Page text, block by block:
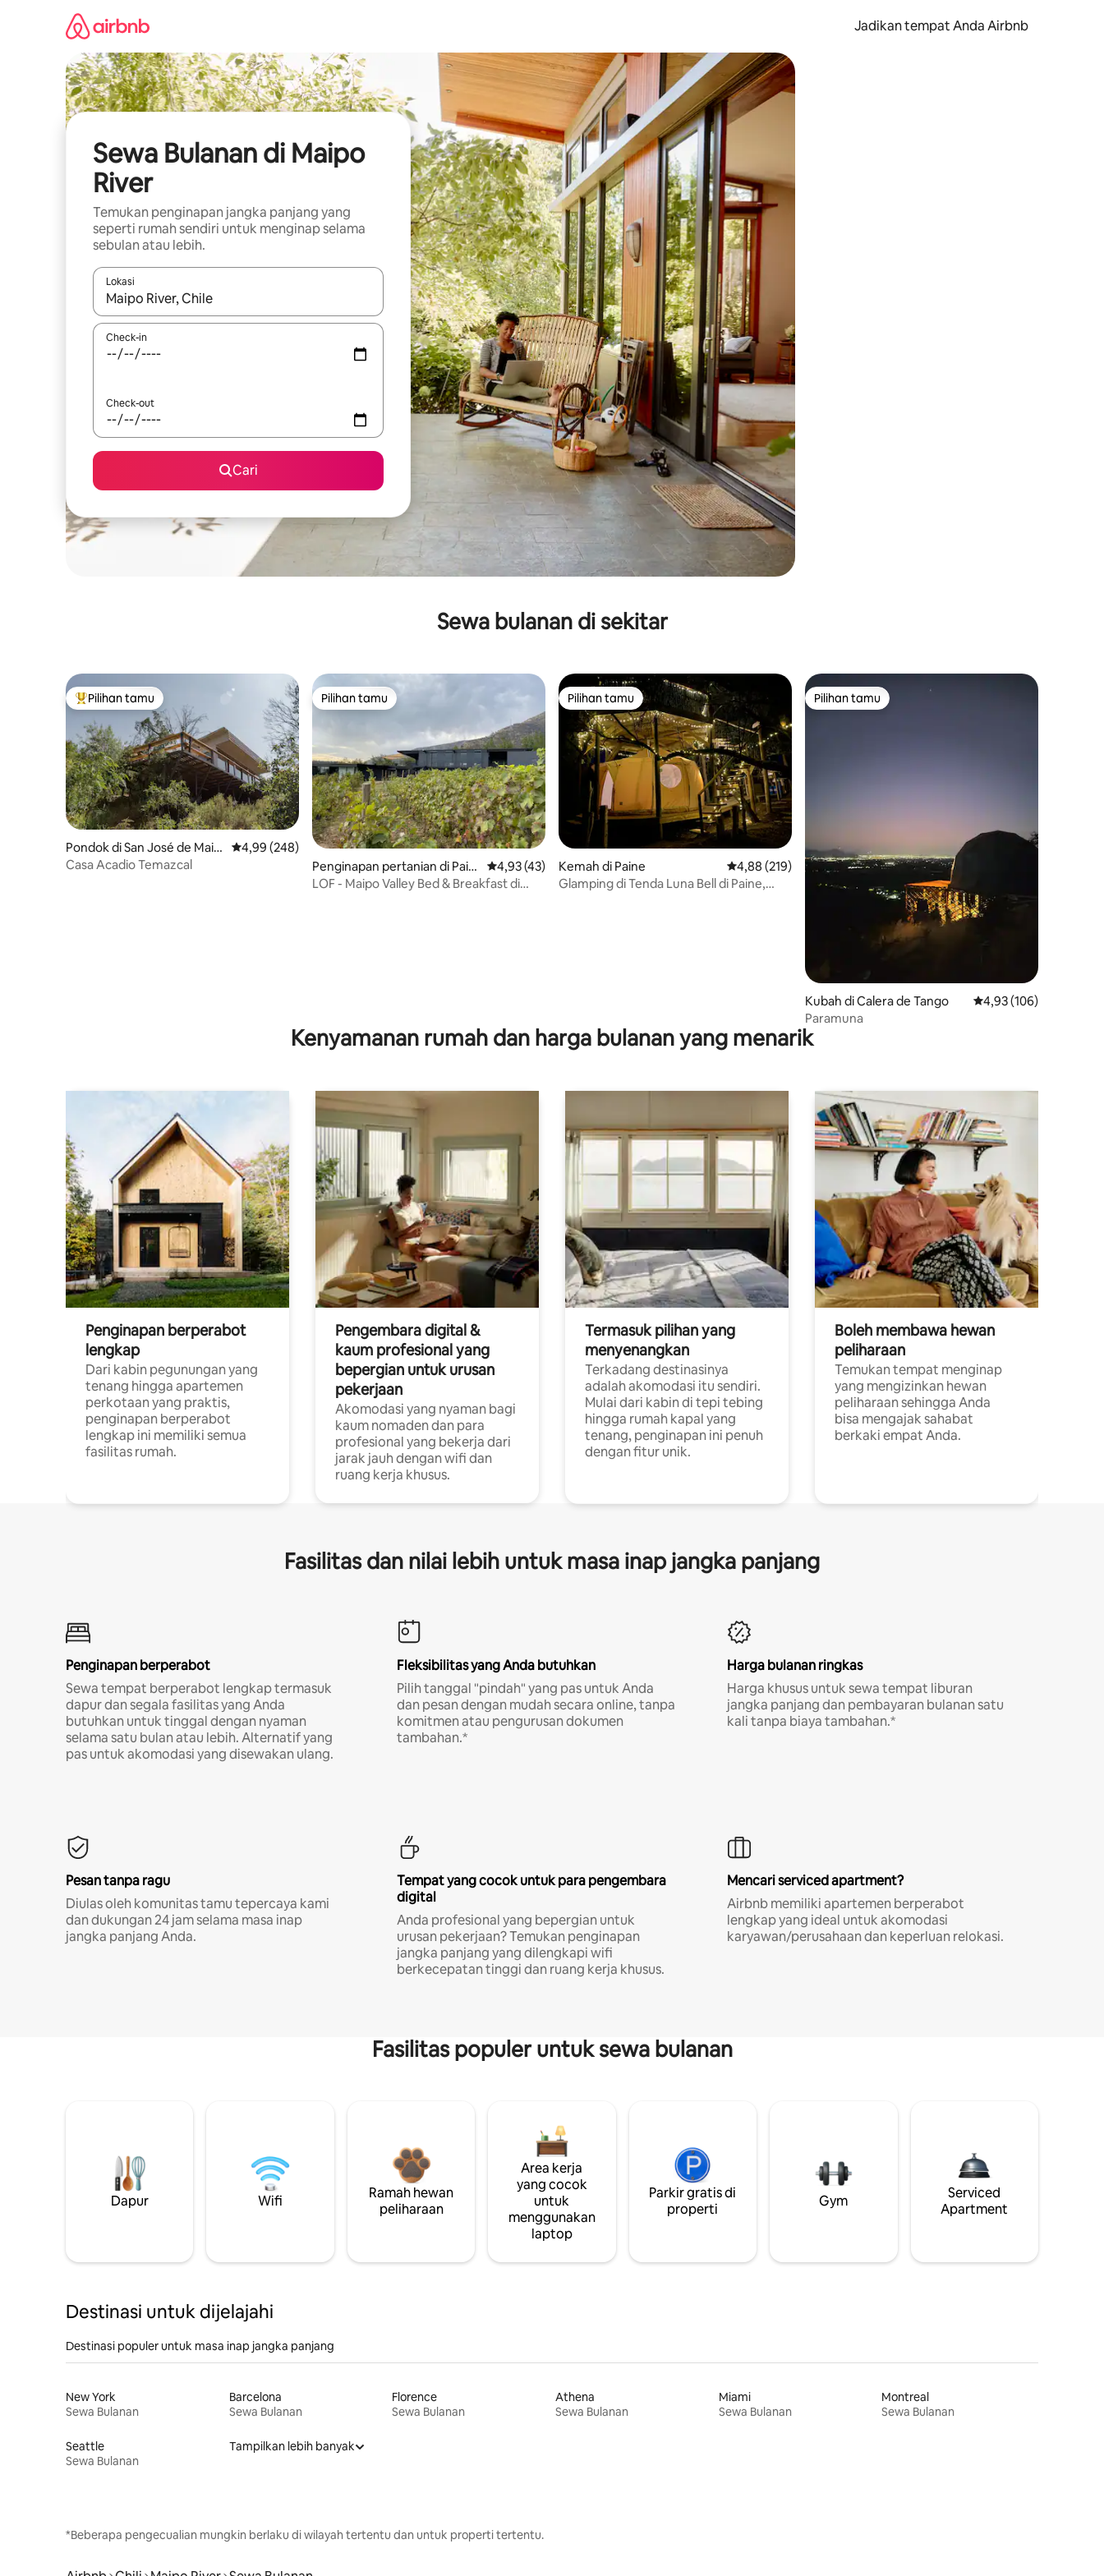
Jadikan tempat Anda Airbnb
Sewa Bulanan di Maipo
River
Temukan penginapan jangka panjang yang
seperti rumah sendiri untuk menginap selama
sebulan atau lebih.
Lokasi
Jika hasil yang dicari tersedia, telusuri dengan tombol panah ke atas dan ke bawah atau jelajahi dengan sentuhan atau gerakan menggeser.
Check-in
Check-out
Cari
Sewa bulanan di sekitar
Pilihan tamu terpopuler
Pilihan tamu
Pondok di San José de Maip
o
Nilai rata-rata 4,99 dari 5, 248 ulasan
4,99 (248)
Casa Acadio Temazcal
Pilihan tamu
Pilihan tamu
Penginapan pertanian di Pain
e
Nilai rata-rata 4,93 dari 5, 43 ulasan
4,93 (43)
LOF - Maipo Valley Bed & Breakfast di
Pilihan tamu
Pilihan tamu
Kemah di Paine Nilai rata-rata 4,88 dari 5, 219 ulasan
4,88 (219)
Glamping di Tenda Luna Bell di Paine,
Pilihan tamu
Pilihan tamu
Kubah di Calera de Tango Nilai rata-rata 4,93 dari
4,93 (106)
Paramuna
Kenyamanan rumah dan harga bulanan yang menarik
Penginapan berperabot
lengkap
Dari kabin pegunungan yang
tenang hingga apartemen
perkotaan yang praktis,
penginapan berperabot
lengkap ini memiliki semua
fasilitas rumah.
Pengembara digital &
kaum profesional yang
bepergian untuk urusan
pekerjaan
Akomodasi yang nyaman bagi
kaum nomaden dan para
profesional yang bekerja dari
jarak jauh dengan wifi dan
ruang kerja khusus.
Termasuk pilihan yang
menyenangkan
Terkadang destinasinya
adalah akomodasi itu sendiri.
Mulai dari kabin di tepi tebing
hingga rumah kapal yang
tenang, penginapan ini penuh
dengan fitur unik.
Boleh membawa hewan
peliharaan
Temukan tempat menginap
yang mengizinkan hewan
peliharaan sehingga Anda
bisa mengajak sahabat
berkaki empat Anda.
Fasilitas dan nilai lebih untuk masa inap jangka panjang
Penginapan berperabot
Sewa tempat berperabot lengkap termasuk
dapur dan segala fasilitas yang Anda
butuhkan untuk tinggal dengan nyaman
selama satu bulan atau lebih. Alternatif yang
pas untuk akomodasi yang disewakan ulang.
Fleksibilitas yang Anda butuhkan
Pilih tanggal "pindah" yang pas untuk Anda
dan pesan dengan mudah secara online, tanpa
komitmen atau pengurusan dokumen
tambahan.*
Harga bulanan ringkas
Harga khusus untuk sewa tempat liburan
jangka panjang dan pembayaran bulanan satu
kali tanpa biaya tambahan.*
Pesan tanpa ragu
Diulas oleh komunitas tamu tepercaya kami
dan dukungan 24 jam selama masa inap
jangka panjang Anda.
Tempat yang cocok untuk para pengembara
digital
Anda profesional yang bepergian untuk
urusan pekerjaan? Temukan penginapan
jangka panjang yang dilengkapi wifi
berkecepatan tinggi dan ruang kerja khusus.
Mencari serviced apartment?
Airbnb memiliki apartemen berperabot
lengkap yang ideal untuk akomodasi
karyawan/perusahaan dan keperluan relokasi.
Fasilitas populer untuk sewa bulanan
Dapur Wifi
Ramah hewan
peliharaan
Area kerja
yang cocok
untuk
menggunakan
laptop
Parkir gratis di
properti
Gym
Serviced
Apartment
Destinasi untuk dijelajahi
Destinasi populer untuk masa inap jangka panjang
New York
Sewa Bulanan
Barcelona
Sewa Bulanan
Florence
Sewa Bulanan
Athena
Sewa Bulanan
Miami
Sewa Bulanan
Montreal
Sewa Bulanan
Seattle
Sewa Bulanan
Tampilkan lebih banyak
*Beberapa pengecualian mungkin berlaku di wilayah tertentu dan untuk properti tertentu.